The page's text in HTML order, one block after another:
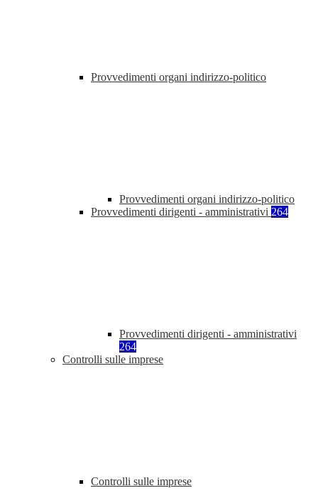
Provvedimenti organi indirizzo-politico
Provvedimenti organi indirizzo-politico
Provvedimenti dirigenti - amministrativi 264
Provvedimenti dirigenti - amministrativi
264
Controlli sulle imprese
Controlli sulle imprese